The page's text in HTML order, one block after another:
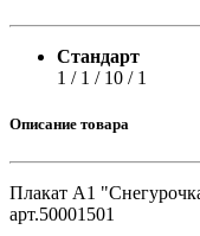
Стандарт
1 / 1 / 10 / 1
Описание товара
Плакат А1
арт.50001501